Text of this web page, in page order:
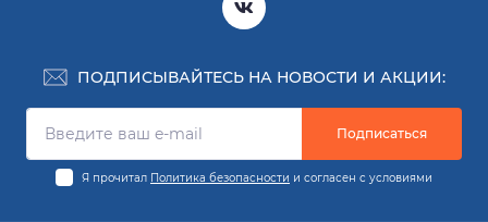
ПОДПИСЫВАЙТЕСЬ НА НОВОСТИ И АКЦИИ:
Подписаться
Я прочитал Политика безопасности и согласен с условиями